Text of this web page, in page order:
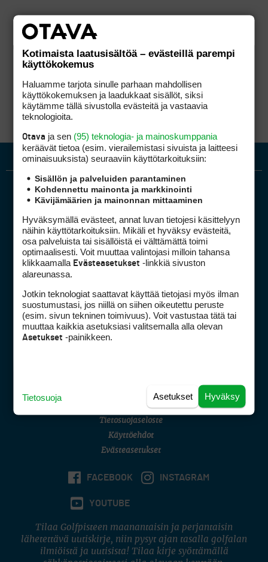
Golfpiste mediakortti
Golfpisteen yhteystiedot
DSA avoimuusraportti
Asiakaspalvelu
(digi) digi@otavamedia.fi
Tietosuojaseloste
Käyttöehdot
Evästeasetukset
FACEBOOK INSTAGRAM
YOUTUBE
Tilaa Golfpisteen maanantaisin ja perjantaisin
lähetettävä uutiskirje, niin pysyt ajan tasalla golfalan
ilmiöistä ja uutisista! Tilaa kirje syöttämällä
Kotimaista laatusisältöä – evästeillä parempi
käyttökokemus
Haluamme tarjota sinulle parhaan mahdollisen
käyttökokemuksen ja laadukkaat sisällöt, siksi
käytämme tällä sivustolla evästeitä ja vastaavia
teknologioita.
Otava ja sen (95) teknologia- ja mainoskumppania
keräävät tietoa (esim. vierailemis­tasi sivuista ja laitteesi
ominaisuuk­sista) seuraaviin käyttötarkoituksiin:
Sisällön ja palveluiden parantaminen
Kohdennettu mainonta ja markkinointi
Kävijämäärien ja mainonnan mittaaminen
Hyväksymällä evästeet, annat luvan tietojesi käsittelyyn
näihin käyttötarkoituksiin. Mikäli et hyväksy evästeitä,
osa palveluista tai sisällöistä ei välttämättä toimi
optimaalisesti. Voit muuttaa valintojasi milloin tahansa
klikkaamalla Evästeasetukset -linkkiä sivuston
alareunassa.
Jotkin teknologiat saattavat käyttää tietojasi myös ilman
suostumustasi, jos niillä on siihen oikeutettu peruste
(esim. sivun tekninen toimivuus). Voit vastustaa tätä tai
muuttaa kaikkia asetuksiasi valitsemalla alla olevan
Asetukset -painikkeen.
Hyväksy
Asetukset
Tietosuoja